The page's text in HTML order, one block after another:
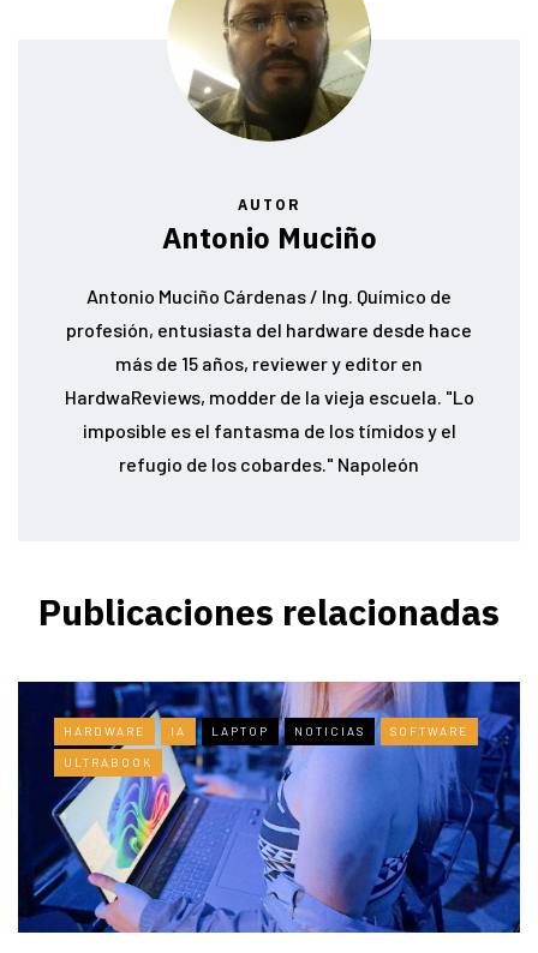
AUTOR
Antonio Muciño
Antonio Muciño Cárdenas / Ing. Químico de
profesión, entusiasta del hardware desde hace
más de 15 años, reviewer y editor en
HardwaReviews, modder de la vieja escuela. "Lo
imposible es el fantasma de los tímidos y el
refugio de los cobardes." Napoleón
Publicaciones relacionadas
HARDWARE IA LAPTOP NOTICIAS SOFTWARE
ULTRABOOK